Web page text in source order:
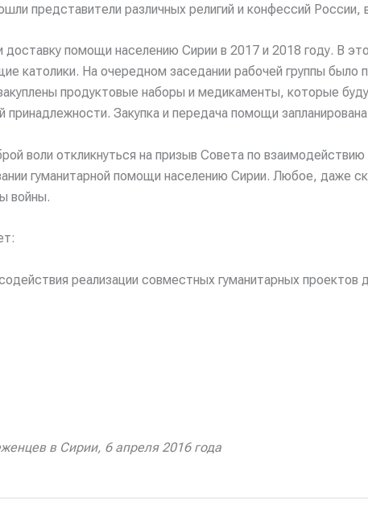
представители различных религий и конфессий
доставку помощи населению Сирии в 2017 и 2018 году. В
католики. На очередном заседании рабочей группы
продуктовые наборы и медикаменты, которые
принадлежности. Закупка и передача помощи
воли откликнуться на призыв Совета по
гуманитарной помощи населению Сирии. Любое, даже
войны.
реализации совместных гуманитарных проектов
в Сирии, 6 апреля 2016 года